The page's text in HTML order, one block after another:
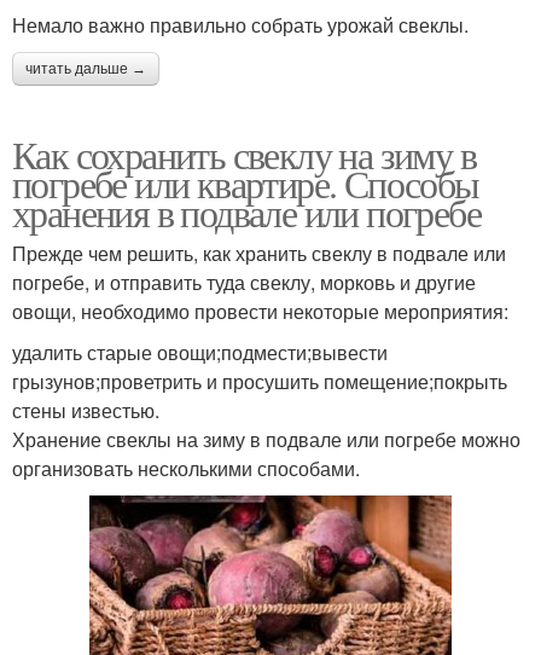
Немало важно правильно собрать урожай свеклы.
читать дальше →
Как сохранить свеклу на зиму в
погребе или квартире. Способы
хранения в подвале или погребе
Прежде чем решить, как хранить свеклу в подвале или
погребе, и отправить туда свеклу, морковь и другие
овощи, необходимо провести некоторые мероприятия:
удалить старые овощи;подмести;вывести
грызунов;проветрить и просушить помещение;покрыть
стены известью.
Хранение свеклы на зиму в подвале или погребе можно
организовать несколькими способами.